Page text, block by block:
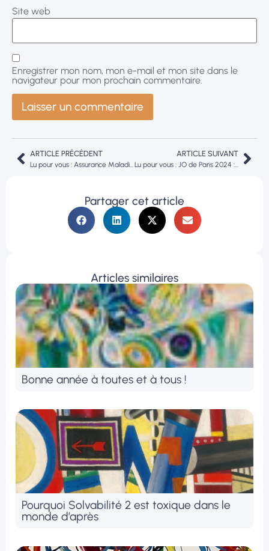
Partager cet article
Articles similaires
Bonne année à toutes et à tous !
Pourquoi Solvabilité 2 est toxique dans le
monde d’après
Site web
Enregistrer mon nom, mon e-mail et mon site dans le
navigateur pour mon prochain commentaire.
ARTICLE PRÉCÉDENT ARTICLE SUIVANT
Lu pour vous : JO de Paris 2024 : la méningite pourrait jouer les trouble-fêtes